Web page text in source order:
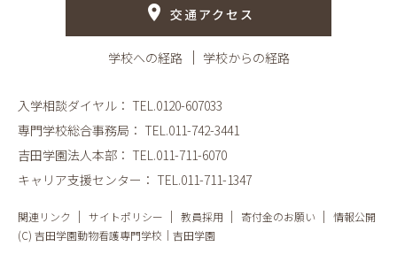
交通アクセス
学校への経路 学校からの経路
入学相談ダイヤル： TEL.0120-607033
専門学校総合事務局： TEL.011-742-3441
吉田学園法人本部： TEL.011-711-6070
キャリア支援センター： TEL.011-711-1347
関連リンク サイトポリシー 教員採用 寄付金のお願い
情報公開
(C) 吉田学園動物看護専門学校｜吉田学園